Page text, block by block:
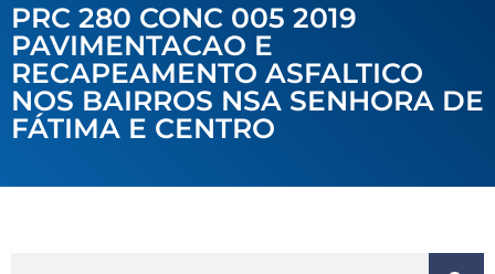
PRC 280 CONC 005 2019
PAVIMENTACAO E
RECAPEAMENTO ASFALTICO
NOS BAIRROS NSA SENHORA DE
FÁTIMA E CENTRO